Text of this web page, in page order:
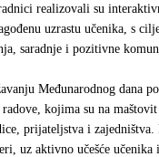
realizovali su
uzrastu učenika, s
saradnje i pozitivne
Međunarodnog dana
kojima su na
prijateljstva i zajedništva.
uz aktivno učešće učenika i